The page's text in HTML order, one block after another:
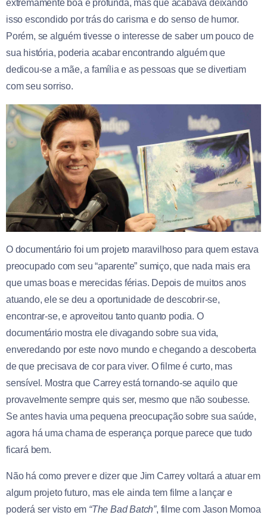
extremamente boa e profunda, mas que acabava deixando
isso escondido por trás do carisma e do senso de humor.
Porém, se alguém tivesse o interesse de saber um pouco de
sua história, poderia acabar encontrando alguém que
dedicou-se a mãe, a família e as pessoas que se divertiam
com seu sorriso.
O documentário foi um projeto maravilhoso para quem estava
preocupado com seu “aparente” sumiço, que nada mais era
que umas boas e merecidas férias. Depois de muitos anos
atuando, ele se deu a oportunidade de descobrir-se,
encontrar-se, e aproveitou tanto quanto podia. O
documentário mostra ele divagando sobre sua vida,
enveredando por este novo mundo e chegando a descoberta
de que precisava de cor para viver. O filme é curto, mas
sensível. Mostra que Carrey está tornando-se aquilo que
provavelmente sempre quis ser, mesmo que não soubesse.
Se antes havia uma pequena preocupação sobre sua saúde,
agora há uma chama de esperança porque parece que tudo
ficará bem.
Não há como prever e dizer que Jim Carrey voltará a atuar em
algum projeto futuro, mas ele ainda tem filme a lançar e
poderá ser visto em “The Bad Batch”, filme com Jason Momoa